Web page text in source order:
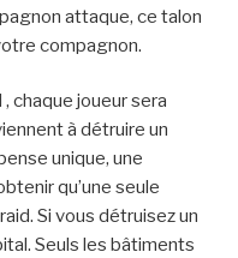
attaque, ce talon
compagnon.
chaque joueur sera
à détruire un
unique, une
qu’une seule
Si vous détruisez un
Seuls les bâtiments